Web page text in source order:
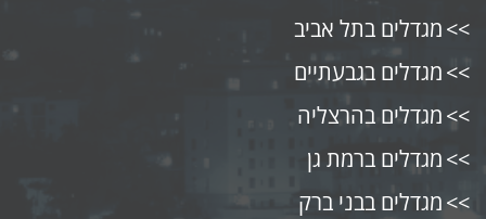
מגדלים בתל אביב
מגדלים בגבעתיים
מגדלים בהרצליה
מגדלים ברמת גן
מגדלים בבני ברק